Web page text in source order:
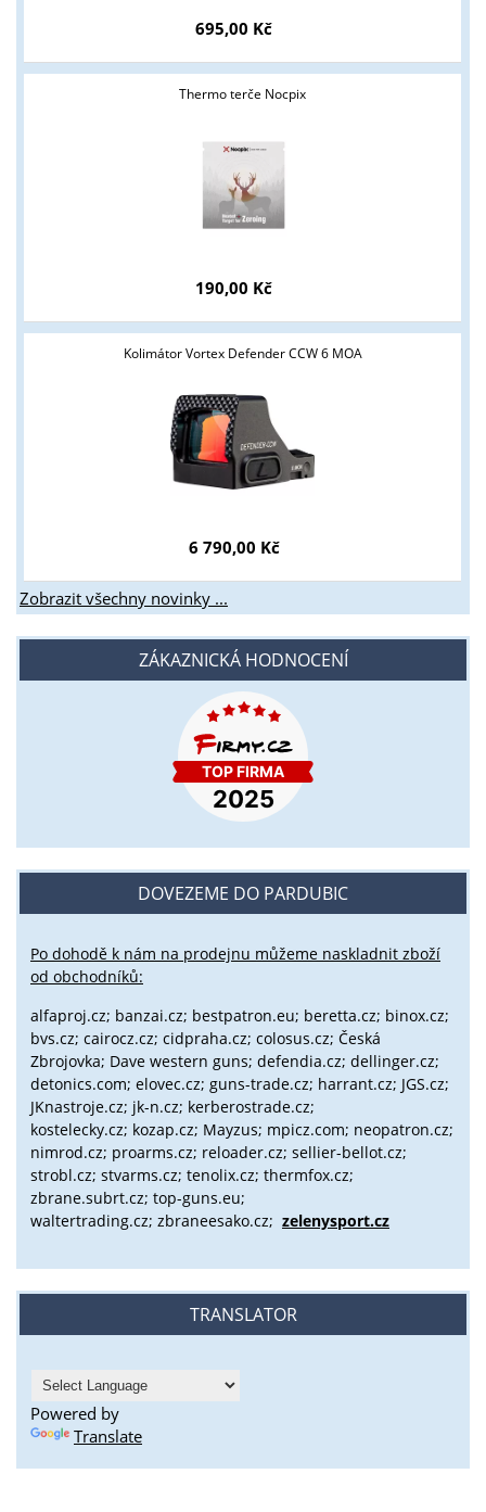
695,00 Kč
Thermo terče Nocpix
190,00 Kč
Kolimátor Vortex Defender CCW 6 MOA
6 790,00 Kč
Zobrazit všechny novinky ...
ZÁKAZNICKÁ HODNOCENÍ
DOVEZEME DO PARDUBIC
Po dohodě k nám na prodejnu můžeme naskladnit zboží
od obchodníků:
alfaproj.cz; banzai.cz; bestpatron.eu; beretta.cz; binox.cz;
bvs.cz; cairocz.cz; cidpraha.cz; colosus.cz; Česká
Zbrojovka; Dave western guns; defendia.cz; dellinger.cz;
detonics.com; elovec.cz; guns-trade.cz; harrant.cz; JGS.cz;
JKnastroje.cz; jk-n.cz; kerberostrade.cz;
kostelecky.cz; kozap.cz; Mayzus; mpicz.com; neopatron.cz;
nimrod.cz; proarms.cz; reloader.cz; sellier-bellot.cz;
strobl.cz; stvarms.cz; tenolix.cz; thermfox.cz;
zbrane.subrt.cz; top-guns.eu;
waltertrading.cz; zbraneesako.cz; zelenysport.cz
TRANSLATOR
Powered by
Translate
podnikatelům v oblasti zbraně a střelivo. Splňujete tyto
podmínky?
ANO NE